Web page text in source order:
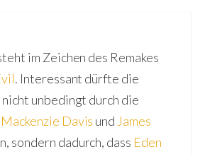
im Zeichen des Remakes
. Interessant dürfte die
unbedingt durch die
Mackenzie Davis und James
sondern dadurch, dass Eden